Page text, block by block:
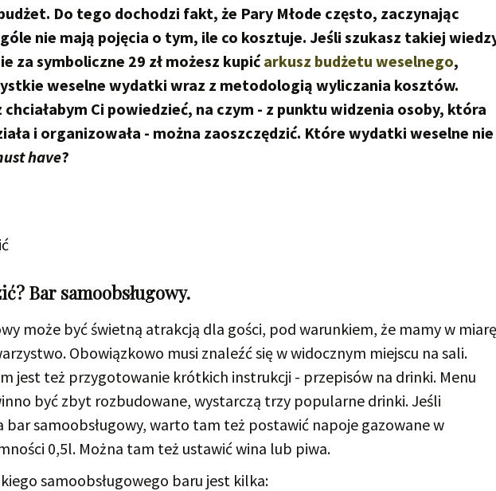
Do tego dochodzi fakt, że Pary Młode często, zaczynając
nie mają pojęcia o tym, ile co kosztuje. Jeśli szukasz takiej
za symboliczne 29 zł możesz kupićarkusz budżetu weselnego,
weselne wydatki wraz z metodologią wyliczania kosztów.
Ci powiedzieć, na czym - z punktu widzenia osoby, która
i organizowała - można zaoszczędzić. Które wydatki weselne nie
have?
Bar samoobsługowy.
może być świetną atrakcją dla gości, pod warunkiem, że mamy w miarę
Obowiązkowo musi znaleźć się w widocznym miejscu na sali.
jest też przygotowanie krótkich instrukcji - przepisów na drinki. Menu
być zbyt rozbudowane, wystarczą trzy popularne drinki. Jeśli
bar samoobsługowy, warto tam też postawić napoje gazowane w
0,5l. Można tam też ustawić wina lub piwa.
samoobsługowego baru jest kilka: